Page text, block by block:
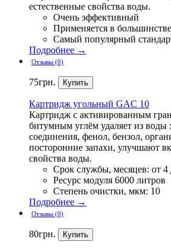
естественные свойства воды.
Очень эффективный
Применяется в
Самый популярный
Подробнее →
Отзывы (0)
75грн.
Картридж угольный GAC 10
Картридж с активированным
битумным углём удаляет из воды
соединения, фенол, бензол,
посторонние запахи, улучшают
свойства воды.
Срок службы, месяцев: от 4
Ресурс модуля 6000 литров
Степень очистки, мкм: 10
Подробнее →
Отзывы (0)
80грн.